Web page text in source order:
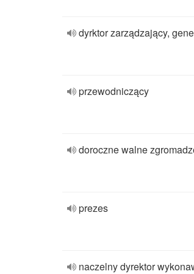
dyrktor zarządzający,
przewodniczący
doroczne walne
prezes
naczelny dyrektor